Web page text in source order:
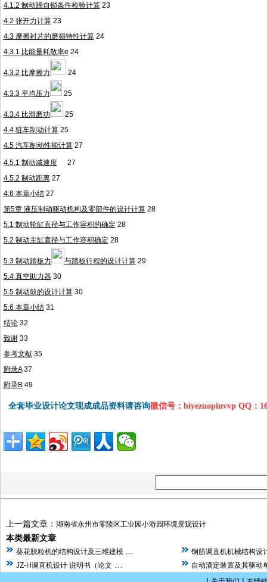
4.1.2 制动蹄自锁条件检验计算23
4.2 张开力计算23
4.3 摩擦衬片的磨损特性计算24
4.3.1 比能量耗散率e 24
4.3.2 比摩擦力 24
4.3.3 平均压力 25
4.3.4 比滑磨功
25
4.4 驻车制动计算25
4.5 汽车制动性能计算27
4.5.1 制动减速度
27
4.5.2 制动距离27
4.6 本章小结27
第5章 液压制动驱动机构及零部件的设计计算28
5.1 制动轮缸直径与工作容积的确定 28
5.2 制动主缸直径与工作容积确定 28
5.3 制动踏板力 与踏板行程的设计计算29
5.4 真空助力器30
5.5 制动鼓的设计计算30
5.6 本章小结31
结论32
致谢33
参考文献35
附录A37
附录B49
全套毕业设计论文现成成品资料请咨询微信号：biyezuopinvvp QQ
上一篇文章： 湖南省永州市零陵区工业园小游园环境景观设计
本类最新文章
葵花脱粒机的结构设计及三维建模
钢筋调直机机械结构设
JZ-H调直机设计 说明书（论文
自动滴定装置及其驱动